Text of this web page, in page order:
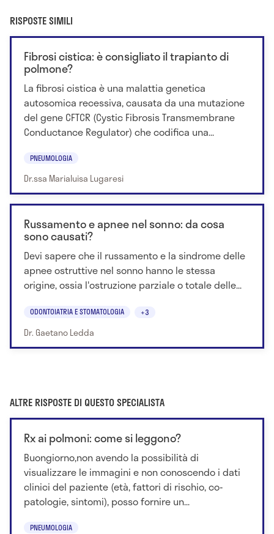
RISPOSTE SIMILI
Fibrosi cistica: è consigliato il trapianto di
polmone?
La fibrosi cistica è una malattia genetica
autosomica recessiva, causata da una mutazione
del gene CFTCR (Cystic Fibrosis Transmembrane
Conductance Regulator) che codifica una...
PNEUMOLOGIA
Dr.ssa Marialuisa Lugaresi
Russamento e apnee nel sonno: da cosa
sono causati?
Devi sapere che il russamento e la sindrome delle
apnee ostruttive nel sonno hanno le stessa
origine, ossia l'ostruzione parziale o totale delle...
ODONTOIATRIA E STOMATOLOGIA +3
Dr. Gaetano Ledda
ALTRE RISPOSTE DI QUESTO SPECIALISTA
Rx ai polmoni: come si leggono?
Buongiorno,non avendo la possibilità di
visualizzare le immagini e non conoscendo i dati
clinici del paziente (età, fattori di rischio, co-
patologie, sintomi), posso fornire un...
PNEUMOLOGIA